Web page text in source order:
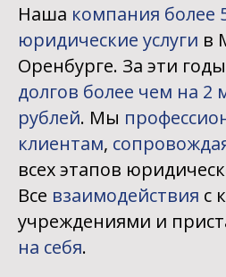
Наша компания более
юридические услуги в
Оренбурге. За эти годы
долгов более чем на 2
рублей. Мы
клиентам,
всех этапов
Все взаимодействия с
учреждениями и
на себя.